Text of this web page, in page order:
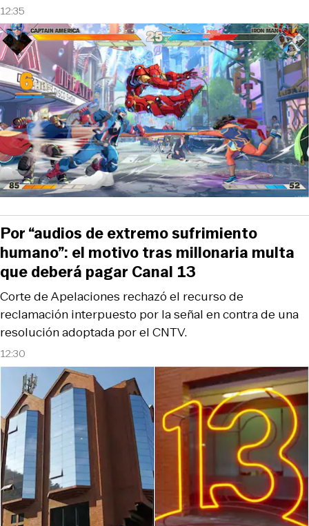
12:35
12:30
Corte de Apelaciones rechazó el recurso de
reclamación interpuesto por la señal en contra de una
resolución adoptada por el CNTV.
Por “audios de extremo sufrimiento
humano”: el motivo tras millonaria multa
que deberá pagar Canal 13